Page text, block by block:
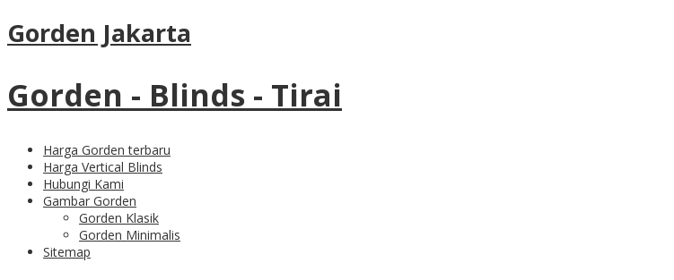
Gorden Jakarta
Gorden - Blinds - Tirai
Harga Gorden terbaru
Harga Vertical Blinds
Hubungi Kami
Gambar Gorden
Gorden Klasik
Gorden Minimalis
Sitemap